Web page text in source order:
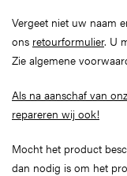
Vergeet niet uw naam
ons retourformulier. U
Zie algemene
Als na aanschaf van
repareren wij ook!
Mocht het product
dan nodig is om het